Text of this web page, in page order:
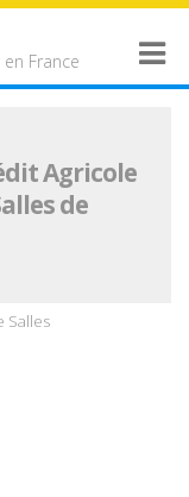
France
Agricole
de
Salles